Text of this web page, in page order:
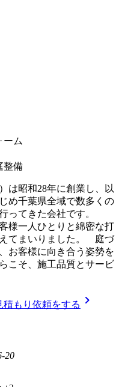
ーム
整備
は昭和28年に創業し、以
め千葉県全域で数多くの
ってきた会社です。
様一人ひとりと綿密な打
てまいりました。 庭づ
お客様に向き合う姿勢を
こそ、施工品質とサービ
積もり依頼をする chevron_right
20